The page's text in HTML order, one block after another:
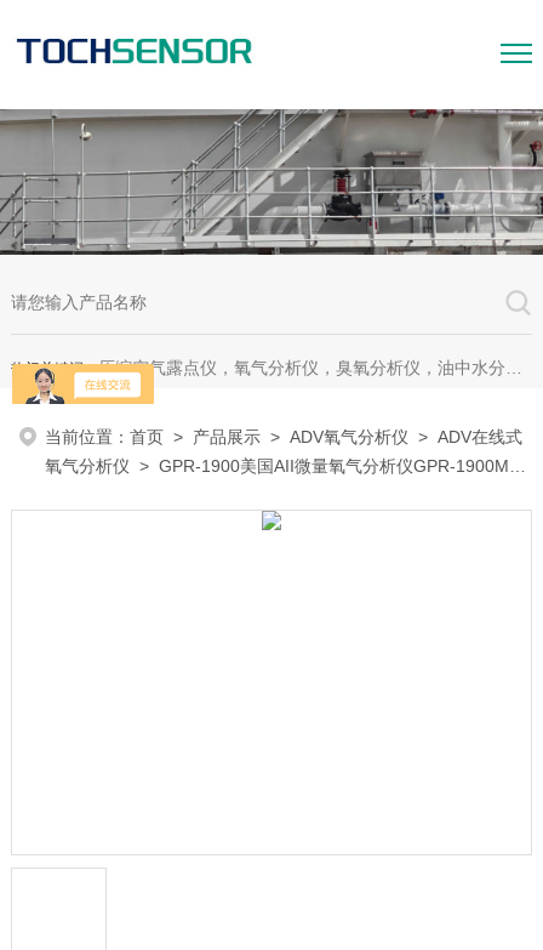
热门关键词：压缩空气露点仪，氧气分析仪，臭氧分析仪，油中水分析仪，超声波测漏仪。
当前位置：首页 > 产品展示 >ADV氧气分析仪 >ADV在线式
氧气分析仪 > GPR-1900美国AII微量氧气分析仪GPR-1900MS